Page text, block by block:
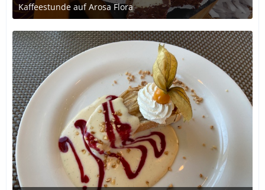
Kaffeestunde auf Arosa Flora
4. Juli 2020 um 13:26